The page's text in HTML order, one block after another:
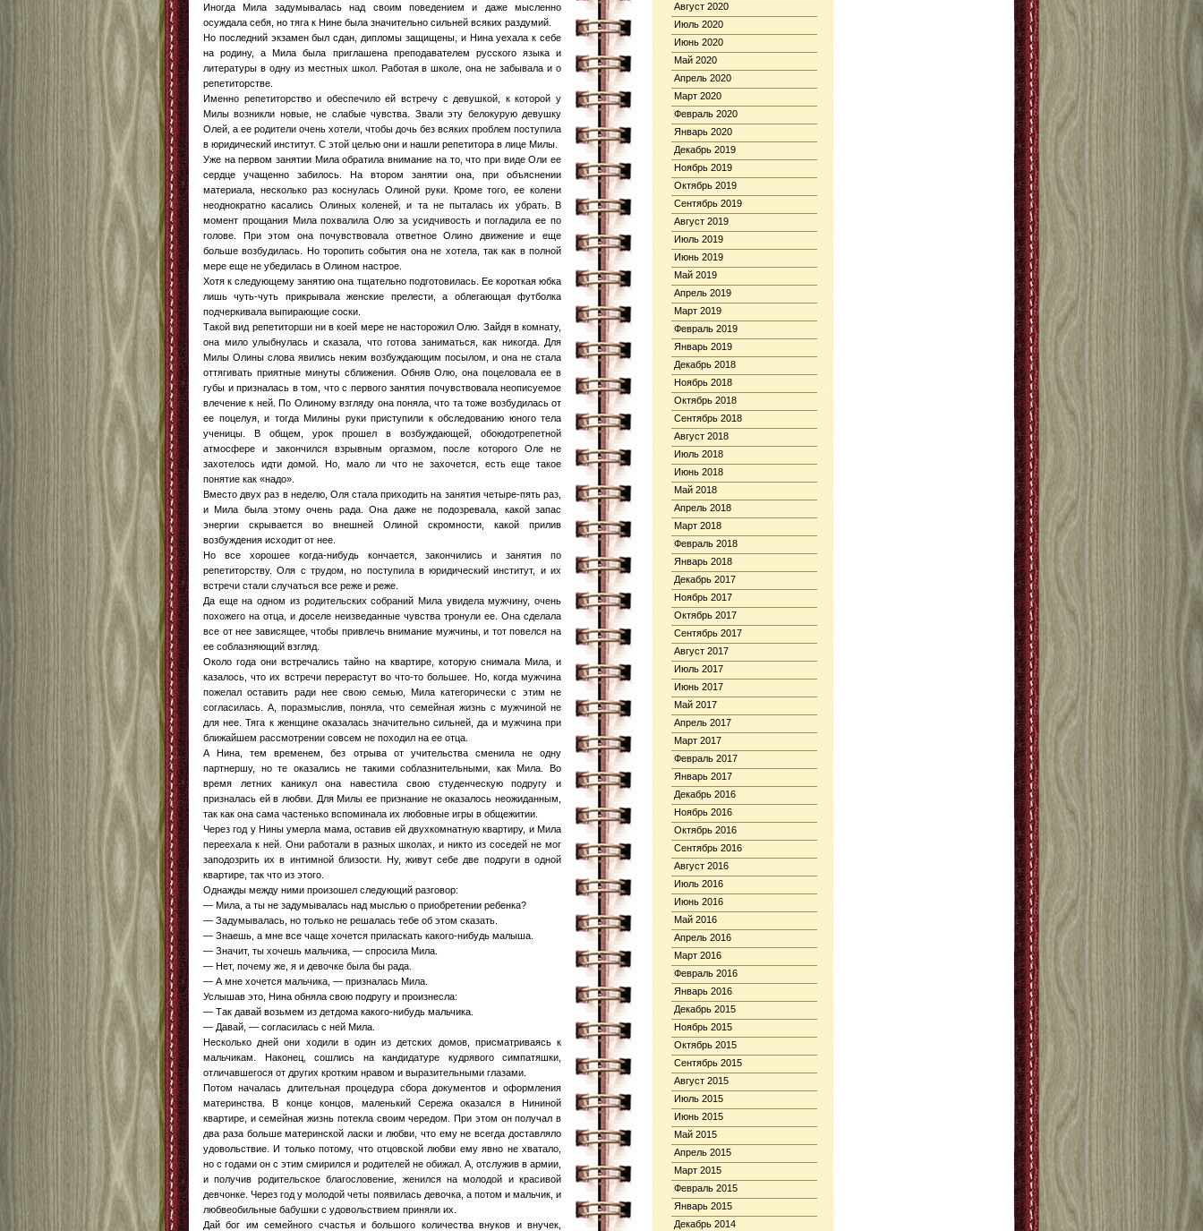
Август 2020
Июль 2020
Июнь 2020
Май 2020
Апрель 2020
Март 2020
Февраль 2020
Январь 2020
Декабрь 2019
Ноябрь 2019
Октябрь 2019
Сентябрь 2019
Август 2019
Июль 2019
Июнь 2019
Май 2019
Апрель 2019
Март 2019
Февраль 2019
Январь 2019
Декабрь 2018
Ноябрь 2018
Октябрь 2018
Сентябрь 2018
Август 2018
Июль 2018
Июнь 2018
Май 2018
Апрель 2018
Март 2018
Февраль 2018
Январь 2018
Декабрь 2017
Ноябрь 2017
Октябрь 2017
Сентябрь 2017
Август 2017
Июль 2017
Июнь 2017
Май 2017
Апрель 2017
Март 2017
Февраль 2017
Январь 2017
Декабрь 2016
Ноябрь 2016
Октябрь 2016
Сентябрь 2016
Август 2016
Июль 2016
Июнь 2016
Май 2016
Апрель 2016
Март 2016
Февраль 2016
Январь 2016
Декабрь 2015
Ноябрь 2015
Октябрь 2015
Сентябрь 2015
Август 2015
Июль 2015
Июнь 2015
Май 2015
Апрель 2015
Март 2015
Февраль 2015
Январь 2015
Декабрь 2014
Иногда Мила задумывалась над своим поведением и даже мысленно
осуждала себя, но тяга к Нине была значительно сильней всяких раздумий.
Но последний экзамен был сдан, дипломы защищены, и Нина уехала к себе
на родину, а Мила была приглашена преподавателем русского языка и
литературы в одну из местных школ. Работая в школе, она не забывала и о
репетиторстве.
Именно репетиторство и обеспечило ей встречу с девушкой, к которой у
Милы возникли новые, не слабые чувства. Звали эту белокурую девушку
Олей, а ее родители очень хотели, чтобы дочь без всяких проблем поступила
в юридический институт. С этой целью они и нашли репетитора в лице Милы.
Уже на первом занятии Мила обратила внимание на то, что при виде Оли ее
сердце учащенно забилось. На втором занятии она, при объяснении
материала, несколько раз коснулась Олиной руки. Кроме того, ее колени
неоднократно касались Олиных коленей, и та не пыталась их убрать. В
момент прощания Мила похвалила Олю за усидчивость и погладила ее по
голове. При этом она почувствовала ответное Олино движение и еще
больше возбудилась. Но торопить события она не хотела, так как в полной
мере еще не убедилась в Олином настрое.
Хотя к следующему занятию она тщательно подготовилась. Ее короткая юбка
лишь чуть-чуть прикрывала женские прелести, а облегающая футболка
подчеркивала выпирающие соски.
Такой вид репетиторши ни в коей мере не насторожил Олю. Зайдя в комнату,
она мило улыбнулась и сказала, что готова заниматься, как никогда. Для
Милы Олины слова явились неким возбуждающим посылом, и она не стала
оттягивать приятные минуты сближения. Обняв Олю, она поцеловала ее в
губы и призналась в том, что с первого занятия почувствовала неописуемое
влечение к ней. По Олиному взгляду она поняла, что та тоже возбудилась от
ее поцелуя, и тогда Милины руки приступили к обследованию юного тела
ученицы. В общем, урок прошел в возбуждающей, обоюдотрепетной
атмосфере и закончился взрывным оргазмом, после которого Оле не
захотелось идти домой. Но, мало ли что не захочется, есть еще такое
понятие как «надо».
Вместо двух раз в неделю, Оля стала приходить на занятия четыре-пять раз,
и Мила была этому очень рада. Она даже не подозревала, какой запас
энергии скрывается во внешней Олиной скромности, какой прилив
возбуждения исходит от нее.
Но все хорошее когда-нибудь кончается, закончились и занятия по
репетиторству. Оля с трудом, но поступила в юридический институт, и их
встречи стали случаться все реже и реже.
Да еще на одном из родительских собраний Мила увидела мужчину, очень
похожего на отца, и доселе неизведанные чувства тронули ее. Она сделала
все от нее зависящее, чтобы привлечь внимание мужчины, и тот повелся на
ее соблазняющий взгляд.
Около года они встречались тайно на квартире, которую снимала Мила, и
казалось, что их встречи перерастут во что-то большее. Но, когда мужчина
пожелал оставить ради нее свою семью, Мила категорически с этим не
согласилась. А, поразмыслив, поняла, что семейная жизнь с мужчиной не
для нее. Тяга к женщине оказалась значительно сильней, да и мужчина при
ближайшем рассмотрении совсем не походил на ее отца.
А Нина, тем временем, без отрыва от учительства сменила не одну
партнершу, но те оказались не такими соблазнительными, как Мила. Во
время летних каникул она навестила свою студенческую подругу и
призналась ей в любви. Для Милы ее признание не оказалось неожиданным,
так как она сама частенько вспоминала их любовные игры в общежитии.
Через год у Нины умерла мама, оставив ей двухкомнатную квартиру, и Мила
переехала к ней. Они работали в разных школах, и никто из соседей не мог
заподозрить их в интимной близости. Ну, живут себе две подруги в одной
квартире, так что из этого.
Однажды между ними произошел следующий разговор:
— Мила, а ты не задумывалась над мыслью о приобретении ребенка?
— Задумывалась, но только не решалась тебе об этом сказать.
— Знаешь, а мне все чаще хочется приласкать какого-нибудь малыша.
— Значит, ты хочешь мальчика, — спросила Мила.
— Нет, почему же, я и девочке была бы рада.
— А мне хочется мальчика, — призналась Мила.
Услышав это, Нина обняла свою подругу и произнесла:
— Так давай возьмем из детдома какого-нибудь мальчика.
— Давай, — согласилась с ней Мила.
Несколько дней они ходили в один из детских домов, присматриваясь к
мальчикам. Наконец, сошлись на кандидатуре кудрявого симпатяшки,
отличавшегося от других кротким нравом и выразительными глазами.
Потом началась длительная процедура сбора документов и оформления
материнства. В конце концов, маленький Сережа оказался в Нининой
квартире, и семейная жизнь потекла своим чередом. При этом он получал в
два раза больше материнской ласки и любви, что ему не всегда доставляло
удовольствие. И только потому, что отцовской любви ему явно не хватало,
но с годами он с этим смирился и родителей не обижал. А, отслужив в армии,
и получив родительское благословение, женился на молодой и красивой
девчонке. Через год у молодой четы появилась девочка, а потом и мальчик, и
любвеобильные бабушки с удовольствием приняли их.
Дай бог им семейного счастья и большого количества внуков и внучек,